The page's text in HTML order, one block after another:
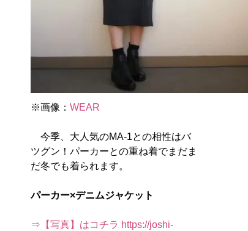
※画像： WEAR
今季、大人気のMA-1との相性はバ
ツグン！パーカーとの重ね着でまだま
だ冬でも着られます。
パーカー×デニムジャケット
⇒【写真】はコチラ https://joshi-